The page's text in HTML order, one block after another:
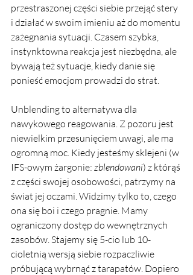
przestraszonej części siebie przejąć stery
i działać w swoim imieniu aż do momentu
zażegnania sytuacji. Czasem szybka,
instynktowna reakcja jest niezbędna, ale
bywają też sytuacje, kiedy danie się
ponieść emocjom prowadzi do strat.
Unblending to alternatywa dla
nawykowego reagowania. Z pozoru jest
niewielkim przesunięciem uwagi, ale ma
ogromną moc. Kiedy jesteśmy sklejeni (w
IFS-owym żargonie: zblendowani) z którąś
z części swojej osobowości, patrzymy na
świat jej oczami. Widzimy tylko to, czego
ona się boi i czego pragnie. Mamy
ograniczony dostęp do wewnętrznych
zasobów. Stajemy się 5-cio lub 10-
cioletnią wersją siebie rozpaczliwie
próbującą wybrnąć z tarapatów. Dopiero